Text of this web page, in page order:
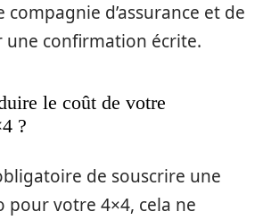
d’assurance et de
une confirmation écrite.
le coût de votre
?
de souscrire une
pour votre 4×4, cela ne